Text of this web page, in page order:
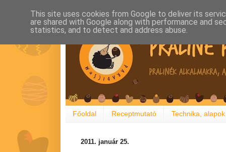
Főoldal Receptmutató Technika, alapok
2011. január 25.
This site uses cookies from Google to deliver its
are shared with Google along with performance and
statistics, and to detect and address abuse.